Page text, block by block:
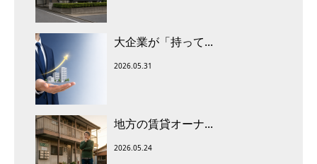
大企業が「持って...
2026.05.31
地方の賃貸オーナ...
2026.05.24